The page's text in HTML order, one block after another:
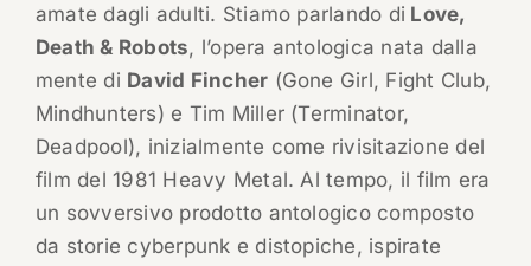
amate dagli adulti. Stiamo parlando di Love,
Death & Robots, l’opera antologica nata dalla
mente di David Fincher (Gone Girl, Fight Club,
Mindhunters) e Tim Miller (Terminator,
Deadpool), inizialmente come rivisitazione del
film del 1981 Heavy Metal. Al tempo, il film era
un sovversivo prodotto antologico composto
da storie cyberpunk e distopiche, ispirate